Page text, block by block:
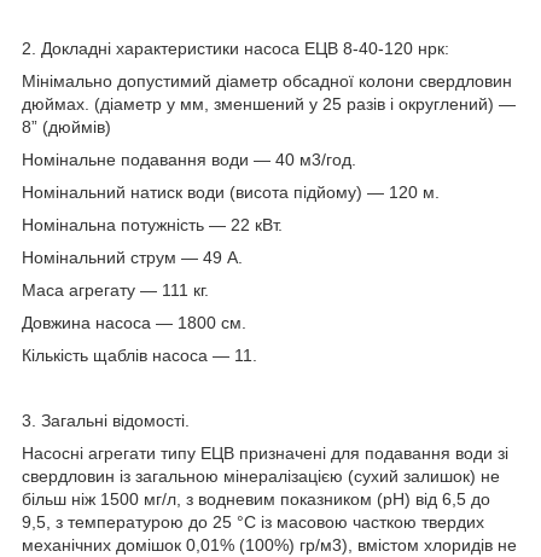
2. Докладні характеристики насоса ЕЦВ 8-40-120 нрк:
Мінімально допустимий діаметр обсадної колони свердловин
дюймах. (діаметр у мм, зменшений у 25 разів і округлений) —
8” (дюймів)
Номінальне подавання води — 40 м3/год.
Номінальний натиск води (висота підйому) — 120 м.
Номінальна потужність — 22 кВт.
Номінальний струм — 49 А.
Маса агрегату — 111 кг.
Довжина насоса — 1800 см.
Кількість щаблів насоса — 11.
3. Загальні відомості.
Насосні агрегати типу ЕЦВ призначені для подавання води зі
свердловин із загальною мінералізацією (сухий залишок) не
більш ніж 1500 мг/л, з водневим показником (рН) від 6,5 до
9,5, з температурою до 25 °C із масовою часткою твердих
механічних домішок 0,01% (100%) гр/м3), вмістом хлоридів не